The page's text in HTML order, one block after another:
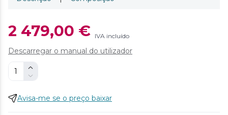
2 479,00 € IVA incluído
Descarregar o manual do utilizador
Avisa-me se o preço baixar